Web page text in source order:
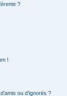
?
!
ou d’ignorés ?